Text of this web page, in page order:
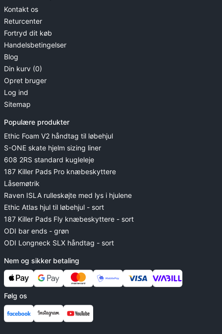
Kontakt os
Returcenter
Fortryd dit køb
Handelsbetingelser
Blog
Din kurv (0)
Opret bruger
Log ind
Sitemap
Populære produkter
Ethic Foam V2 håndtag til løbehjul
S-ONE skate hjelm sizing liner
608 2RS standard kugleleje
187 Killer Pads Pro knæbeskyttere
Låsemøtrik
Raven ISLA rulleskøjte med lys i hjulene
Ethic Atlas hjul til løbehjul - sort
187 Killer Pads Fly knæbeskyttere - sort
ODI bar ends - grøn
ODI Longneck SLX håndtag - sort
Nem og sikker betaling
Følg os